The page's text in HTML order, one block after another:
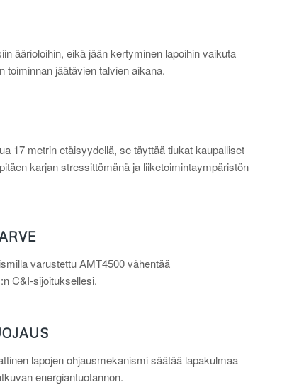
äärioloihin, eikä jään kertyminen lapoihin vaikuta
jäätävien talvien aikana.
17 metrin etäisyydellä, se täyttää tiukat kaupalliset
karjan stressittömänä ja liiketoimintaympäristön
varustettu AMT4500 vähentää
C&I-sijoituksellesi.
lapojen ohjausmekanismi säätää lapakulmaa
energiantuotannon.